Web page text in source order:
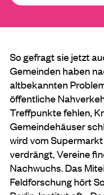
So gefragt sie jetzt
Gemeinden haben
altbekannten
öffentliche
Treffpunkte fehlen,
Gemeindehäuser
wird vom
verdrängt, Vereine
Nachwuchs. Das
Feldforschung hört